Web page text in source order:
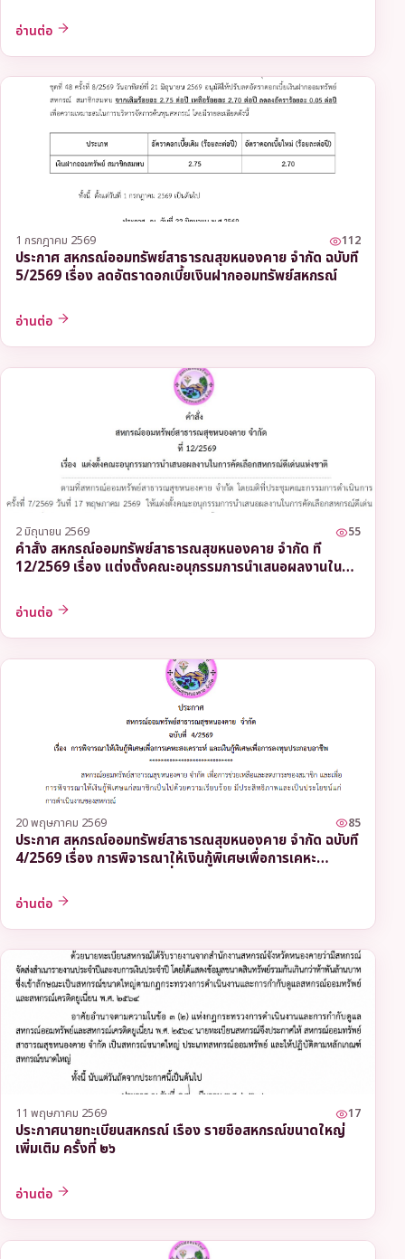
อ่านต่อ
1 กรกฎาคม 2569 112
ประกาศ สหกรณ์ออมทรัพย์สาธารณสุขหนองคาย จำกัด ฉบับที่
5/2569 เรื่อง ลดอัตราดอกเบี้ยเงินฝากออมทรัพย์สหกรณ์
อ่านต่อ
2 มิถุนายน 2569 55
คำสั่ง สหกรณ์ออมทรัพย์สาธารณสุขหนองคาย จำกัด ที่
12/2569 เรื่อง แต่งตั้งคณะอนุกรรมการนำเสนอผลงานใน
อ่านต่อ
20 พฤษภาคม 2569 85
ประกาศ สหกรณ์ออมทรัพย์สาธารณสุขหนองคาย จำกัด ฉบับที่
4/2569 เรื่อง การพิจารณาให้เงินกู้พิเศษเพื่อการเคหะ
อ่านต่อ
11 พฤษภาคม 2569 17
ประกาศนายทะเบียนสหกรณ์ เรื่อง รายชื่อสหกรณ์ขนาดใหญ่
เพิ่มเติม ครั้งที่ ๒๖
อ่านต่อ